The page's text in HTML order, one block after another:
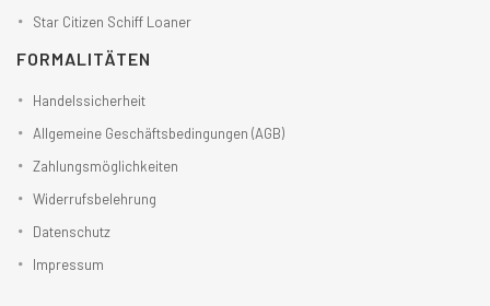
Star Citizen Schiff Loaner
FORMALITÄTEN
Handelssicherheit
Allgemeine Geschäftsbedingungen (AGB)
Zahlungsmöglichkeiten
Widerrufsbelehrung
Datenschutz
Impressum